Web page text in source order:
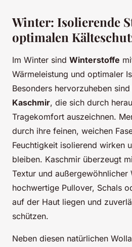
Winter: Isolierende
optimalen
Im Winter sind Winterstoffe
Wärmeleistung und optimaler
Besonders hervorzuheben sind
Kaschmir, die sich durch
Tragekomfort auszeichnen.
durch ihre feinen, weichen
Feuchtigkeit isolierend wirken
bleiben. Kaschmir überzeugt
Textur und außergewöhnlicher
hochwertige Pullover, Schals
auf der Haut liegen und
schützen.
Neben diesen natürlichen